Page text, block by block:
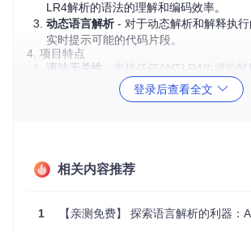
LR4解析的语法的理解和编码效率。
动态语言解析- 对于动态解析和解释执行
实时提示可能的代码片段。
4. 项目特点
语法无关性
- 支持任何ANTLR4生成的解
特定语法做额外处理。
- 只需一个解析器实例和光标位
规则优先级- 允许指定关注的解析规则，
登录后查看全文
相关内容推荐
1 【亲测免费】 探索语言解析的利器：ANTLR4权威指